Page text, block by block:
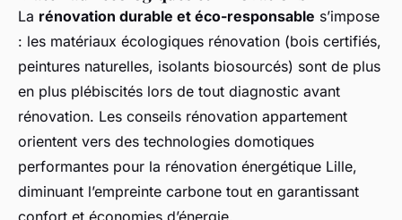
La rénovation durable et éco-responsable s’impose
: les matériaux écologiques rénovation (bois certifiés,
peintures naturelles, isolants biosourcés) sont de plus
en plus plébiscités lors de tout diagnostic avant
rénovation. Les conseils rénovation appartement
orientent vers des technologies domotiques
performantes pour la rénovation énergétique Lille,
diminuant l’empreinte carbone tout en garantissant
confort et économies d’énergie.